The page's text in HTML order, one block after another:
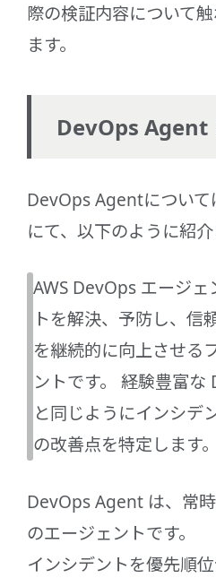
際の検証内容について
ます。
DevOps Agent
DevOps Agentについて
にて、以下のように紹介
AWS DevOps エージ
トを解決、予防し、信
を継続的に向上させる
ントです。 経験豊富
と同じようにインシデ
の改善点を特定します。
DevOps Agent は、常
のエージェントです。
インシデントを優先順